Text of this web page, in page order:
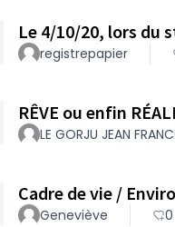
Le 4/10/20, lors du
registrepapier
RÊVE ou enfin
LE GORJU JEAN
Cadre de vie /
Geneviève 0